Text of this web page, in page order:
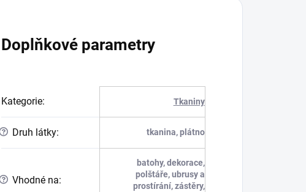
Doplňkové parametry
Kategorie: Tkaniny
? Druh látky: tkanina, plátno
? Vhodné na:
batohy, dekorace,
polštáře, ubrusy a
prostírání, zástěry,